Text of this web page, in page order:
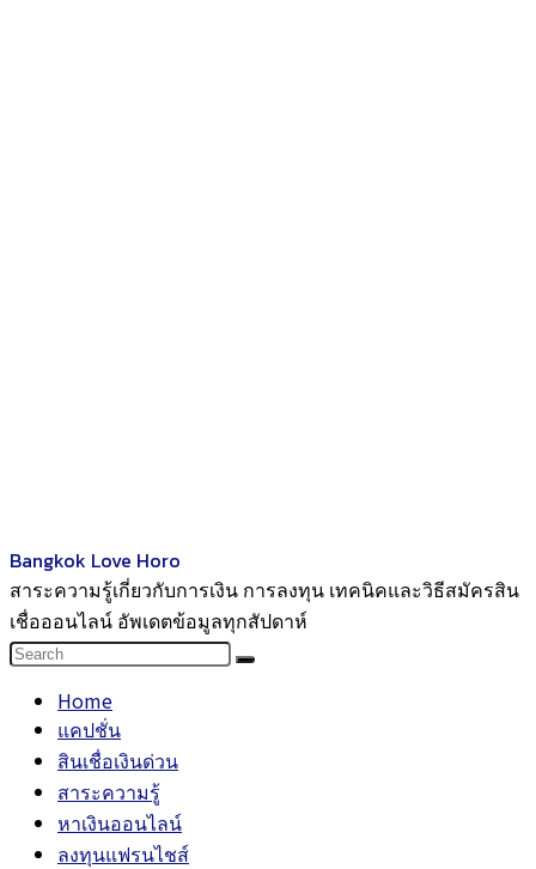
Bangkok Love Horo
สาระความรู้เกี่ยวกับการเงิน การลงทุน เทคนิคและวิธีสมัครสิน
เชื่อออนไลน์ อัพเดตข้อมูลทุกสัปดาห์
Home
แคปชั่น
สินเชื่อเงินด่วน
สาระความรู้
หาเงินออนไลน์
ลงทุนแฟรนไชส์